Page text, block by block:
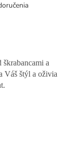
a
Váš štýl a oživia